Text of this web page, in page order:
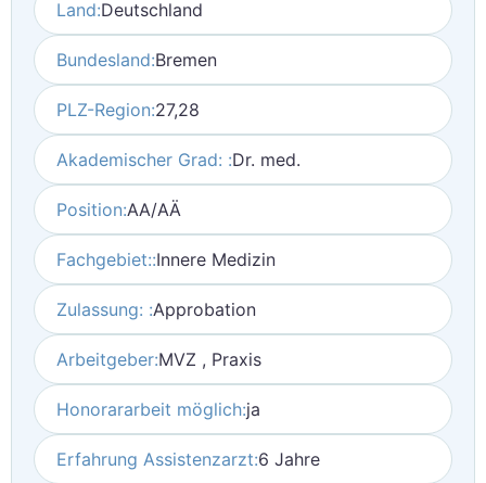
Land:Deutschland
Bundesland:Bremen
PLZ-Region:27,28
Akademischer Grad: :Dr. med.
Position:AA/AÄ
Fachgebiet::Innere Medizin
Zulassung: :Approbation
Arbeitgeber:MVZ , Praxis
Honorararbeit möglich:ja
Erfahrung Assistenzarzt:6 Jahre